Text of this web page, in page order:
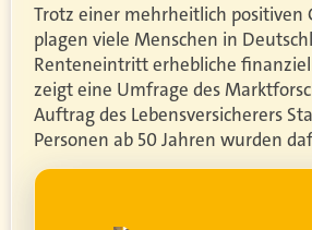
Trotz einer mehrheitlich
plagen viele Menschen in
Renteneintritt erhebliche
zeigt eine Umfrage des
Auftrag des Lebensversicherers
Personen ab 50 Jahren wurden